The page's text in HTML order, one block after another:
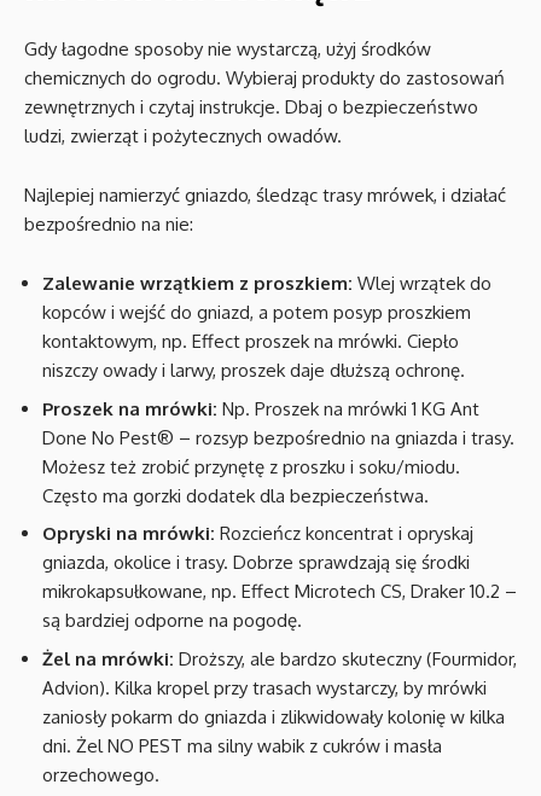
Gdy łagodne sposoby nie wystarczą, użyj środków
chemicznych do ogrodu. Wybieraj produkty do zastosowań
zewnętrznych i czytaj instrukcje. Dbaj o bezpieczeństwo
ludzi, zwierząt i pożytecznych owadów.
Najlepiej namierzyć gniazdo, śledząc trasy mrówek, i działać
bezpośrednio na nie:
Zalewanie wrzątkiem z proszkiem: Wlej wrzątek do
kopców i wejść do gniazd, a potem posyp proszkiem
kontaktowym, np. Effect proszek na mrówki. Ciepło
niszczy owady i larwy, proszek daje dłuższą ochronę.
Proszek na mrówki: Np. Proszek na mrówki 1 KG Ant
Done No Pest® – rozsyp bezpośrednio na gniazda i trasy.
Możesz też zrobić przynętę z proszku i soku/miodu.
Często ma gorzki dodatek dla bezpieczeństwa.
Opryski na mrówki: Rozcieńcz koncentrat i opryskaj
gniazda, okolice i trasy. Dobrze sprawdzają się środki
mikrokapsułkowane, np. Effect Microtech CS, Draker 10.2 –
są bardziej odporne na pogodę.
Żel na mrówki: Droższy, ale bardzo skuteczny (Fourmidor,
Advion). Kilka kropel przy trasach wystarczy, by mrówki
zaniosły pokarm do gniazda i zlikwidowały kolonię w kilka
dni. Żel NO PEST ma silny wabik z cukrów i masła
orzechowego.